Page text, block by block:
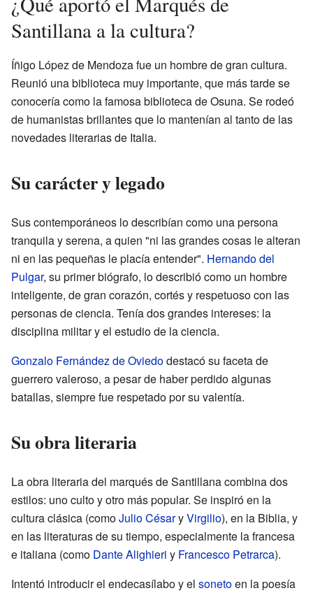
Santillana a la cultura?
Íñigo López de Mendoza fue un hombre de gran cultura.
Reunió una biblioteca muy importante, que más tarde se
conocería como la famosa biblioteca de Osuna. Se rodeó
de humanistas brillantes que lo mantenían al tanto de las
novedades literarias de Italia.
Su carácter y legado
Sus contemporáneos lo describían como una persona
tranquila y serena, a quien "ni las grandes cosas le alteran
ni en las pequeñas le placía entender". Hernando del
Pulgar, su primer biógrafo, lo describió como un hombre
inteligente, de gran corazón, cortés y respetuoso con las
personas de ciencia. Tenía dos grandes intereses: la
disciplina militar y el estudio de la ciencia.
Gonzalo Fernández de Oviedodestacó su faceta de
guerrero valeroso, a pesar de haber perdido algunas
batallas, siempre fue respetado por su valentía.
Su obra literaria
La obra literaria del marqués de Santillana combina dos
estilos: uno culto y otro más popular. Se inspiró en la
cultura clásica (comoJulio CésaryVirgilio), en la Biblia, y
en las literaturas de su tiempo, especialmente la francesa
e italiana (como Dante Alighieri y Francesco Petrarca).
Intentó introducir el endecasílabo y el sonetoen la poesía